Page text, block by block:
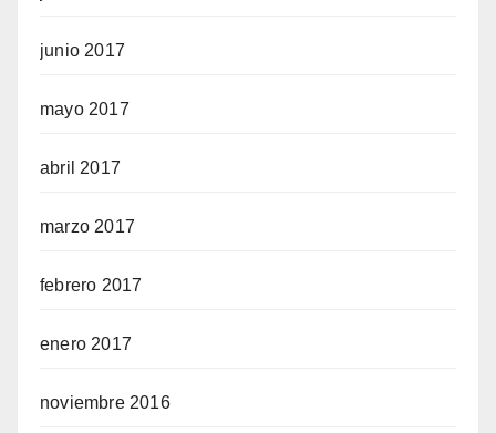
junio 2017
mayo 2017
abril 2017
marzo 2017
febrero 2017
enero 2017
noviembre 2016